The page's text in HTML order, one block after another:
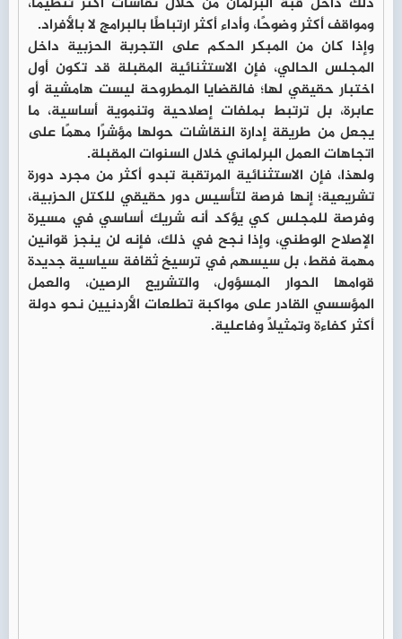
ومواقف أكثر وضوحًا، وأداء أكثر ارتباطًا بالبرامج لا بالأفراد.
وإذا كان من المبكر الحكم على التجربة الحزبية داخل
المجلس الحالي، فإن الاستثنائية المقبلة قد تكون أول
اختبار حقيقي لها؛ فالقضايا المطروحة ليست هامشية أو
عابرة، بل ترتبط بملفات إصلاحية وتنموية أساسية، ما
يجعل من طريقة إدارة النقاشات حولها مؤشرًا مهمًا على
اتجاهات العمل البرلماني خلال السنوات المقبلة.
ولهذا، فإن الاستثنائية المرتقبة تبدو أكثر من مجرد دورة
تشريعية؛ إنها فرصة لتأسيس دور حقيقي للكتل الحزبية،
وفرصة للمجلس كي يؤكد أنه شريك أساسي في مسيرة
الإصلاح الوطني، وإذا نجح في ذلك، فإنه لن ينجز قوانين
مهمة فقط، بل سيسهم في ترسيخ ثقافة سياسية جديدة
قوامها الحوار المسؤول، والتشريع الرصين، والعمل
المؤسسي القادر على مواكبة تطلعات الأردنيين نحو دولة
أكثر كفاءة وتمثيلًا وفاعلية.